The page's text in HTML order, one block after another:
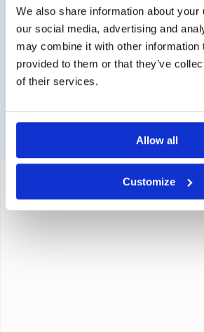
We also share information about your
our social media, advertising and
may combine it with other information
provided to them or that they’ve
of their services.
Allow all
Customize
Kontakt über info@medi-sense.nl
Sichere Bezahlung
Wir haben verschiedene
Kreditkarte und PayPal.